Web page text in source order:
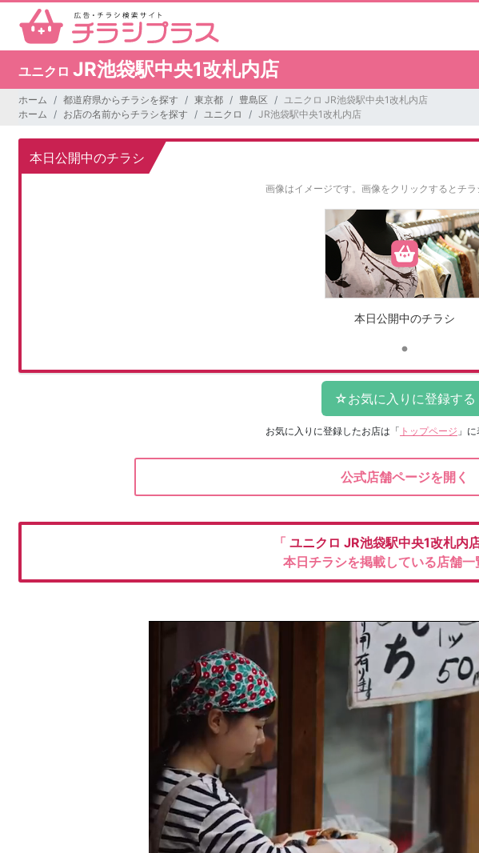
ユニクロ JR池袋駅中央1改札内店
ホーム 都道府県からチラシを探す 東京都 豊島区
ユニクロ JR池袋駅中央1改札内店
ホーム
お店の名前からチラシを探す ユニクロ JR池袋駅中央1改札内店
本日公開中のチラシ
画像はイメージです。 画像をクリックするとチラ
本日公開中のチラシ
お気に入りに登録したお店は 「 トップページ 」
公式店舗ページを開く
「 ユニクロ JR池袋駅中央1改札内
本日チラシを掲載している店舗一